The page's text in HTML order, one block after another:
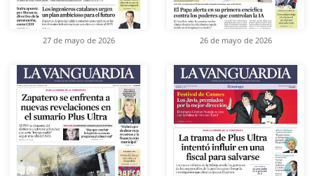
27 de mayo de 2026 26 de mayo de 2026